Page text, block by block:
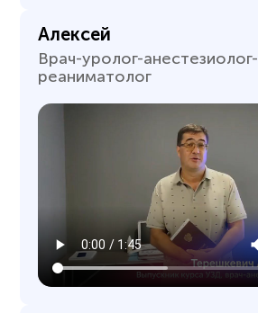
Алексей
Врач-уролог-анестезиолог-
реаниматолог